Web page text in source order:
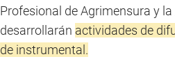
Profesional de Agrimensura y
desarrollarán actividades de
de instrumental.